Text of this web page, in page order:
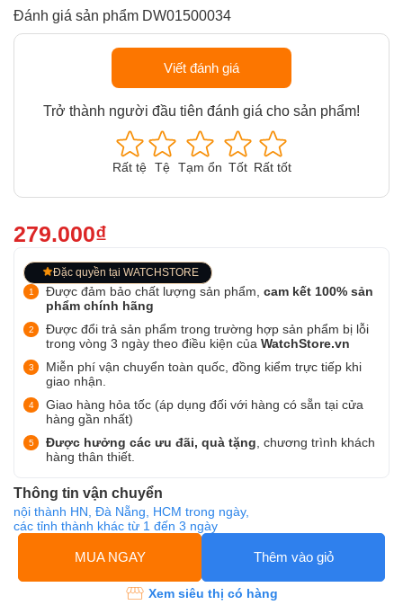
Đánh giá sản phẩm DW01500034
Viết đánh giá
Trở thành người đầu tiên đánh giá cho sản phẩm!
Rất tệ Tệ Tạm ổn Tốt Rất tốt
279.000₫
Đặc quyền tại WATCHSTORE
Được đảm bảo chất lượng sản phẩm, cam kết 100% sản
phẩm chính hãng
Được đổi trả sản phẩm trong trường hợp sản phẩm bị lỗi
trong vòng 3 ngày theo điều kiện của WatchStore.vn
Miễn phí vận chuyển toàn quốc, đồng kiểm trực tiếp khi
giao nhận.
Giao hàng hỏa tốc (áp dụng đối với hàng có sẵn tại cửa
hàng gần nhất)
Được hưởng các ưu đãi, quà tặng , chương trình khách
hàng thân thiết.
Thông tin vận chuyển
nội thành HN, Đà Nẵng, HCM trong ngày,
các tỉnh thành khác từ 1 đến 3 ngày
MUA NGAY Thêm vào giỏ
Xem siêu thị có hàng